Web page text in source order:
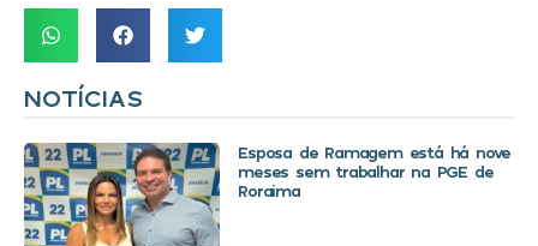
NOTÍCIAS
Esposa de Ramagem está há nove
meses sem trabalhar na PGE de
Roraima